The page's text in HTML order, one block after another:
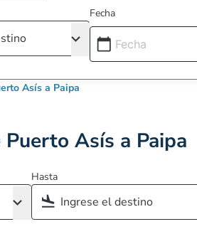
Fecha
Asís a Paipa
Asís a Paipa
Hasta